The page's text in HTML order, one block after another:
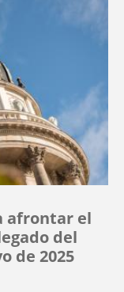
afrontar el
del
de 2025